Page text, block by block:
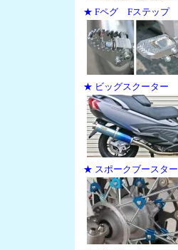
★ Fペグ Fステップ
★ ビッグスクーター
★ スポークブースター